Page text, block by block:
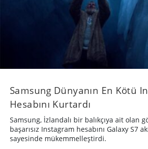
Samsung Dünyanın En Kötü
Hesabını Kurtardı
Samsung, İzlandalı bir balıkçıya ait olan
başarısız Instagram hesabını Galaxy S7
sayesinde mükemmelleştirdi.